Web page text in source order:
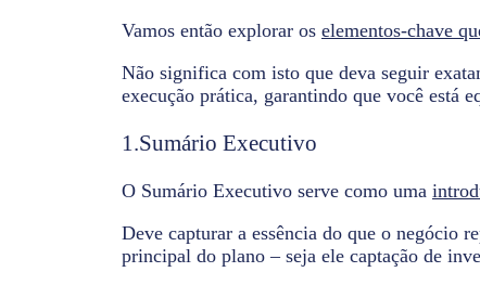
Vamos então explorar os elementos-chave
Não significa com isto que deva seguir
execução prática, garantindo que você está
1.Sumário Executivo
O Sumário Executivo serve como uma
Deve capturar a essência do que o negócio
principal do plano – seja ele captação de